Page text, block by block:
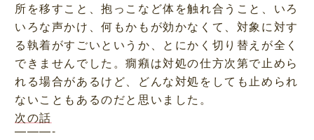
所を移すこと、抱っこなど体を触れ合うこと、いろ
いろな声かけ、何もかもが効かなくて、対象に対す
る執着がすごいというか、とにかく切り替えが全く
できませんでした。癇癪は対処の仕方次第で止めら
れる場合があるけど、どんな対処をしても止められ
ないこともあるのだと思いました。
次の話
———-